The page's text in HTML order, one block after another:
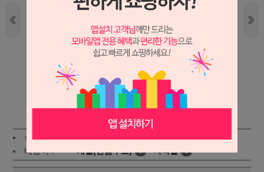
상품가 :
배송비 : 개별(단품무료) ! 지역별 !